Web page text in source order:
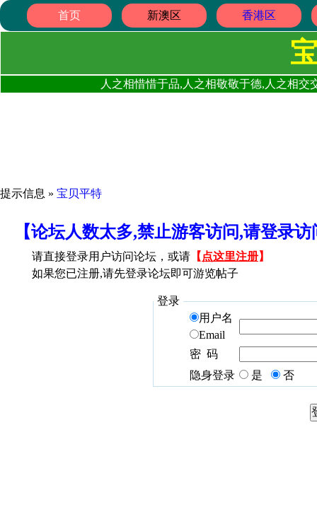
首页 新澳区 香港区
人之相惜惜于品,人之相敬敬于德,人之相
提示信息 » 宝贝平特
【论坛人数太多,禁止游客访问,请登录
请直接登录用户访问论坛，或请 【 点这里注册】
如果您已注册,请先登录论坛即可游览帖子
登录
用户名
Email
密 码
隐身登录
是 否